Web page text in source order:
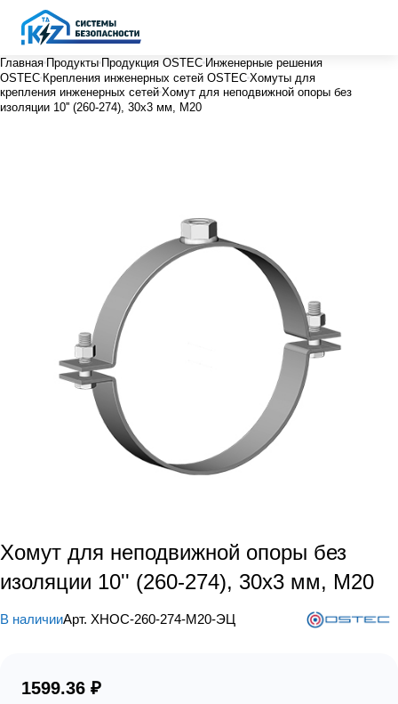
Главная Продукты Продукция OSTEC Инженерные решения
OSTEC Крепления инженерных сетей OSTEC Хомуты для
крепления инженерных сетей Хомут для неподвижной опоры без
изоляции 10'' (260-274), 30х3 мм, М20
Хомут для неподвижной опоры без
изоляции 10'' (260-274), 30х3 мм, М20
В наличииАрт. ХНОС-260-274-М20-ЭЦ
1599.36 ₽